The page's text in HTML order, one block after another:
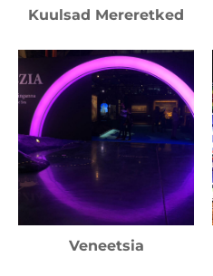
Kuulsad Mereretked
Veneetsia